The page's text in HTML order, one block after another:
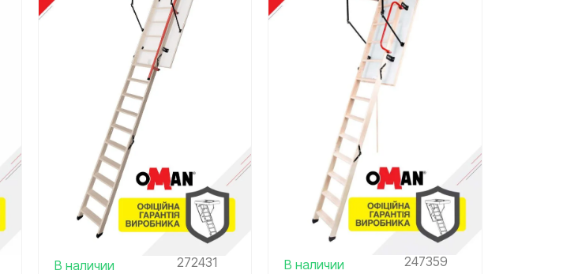
В наличии 272431 В наличии 247359